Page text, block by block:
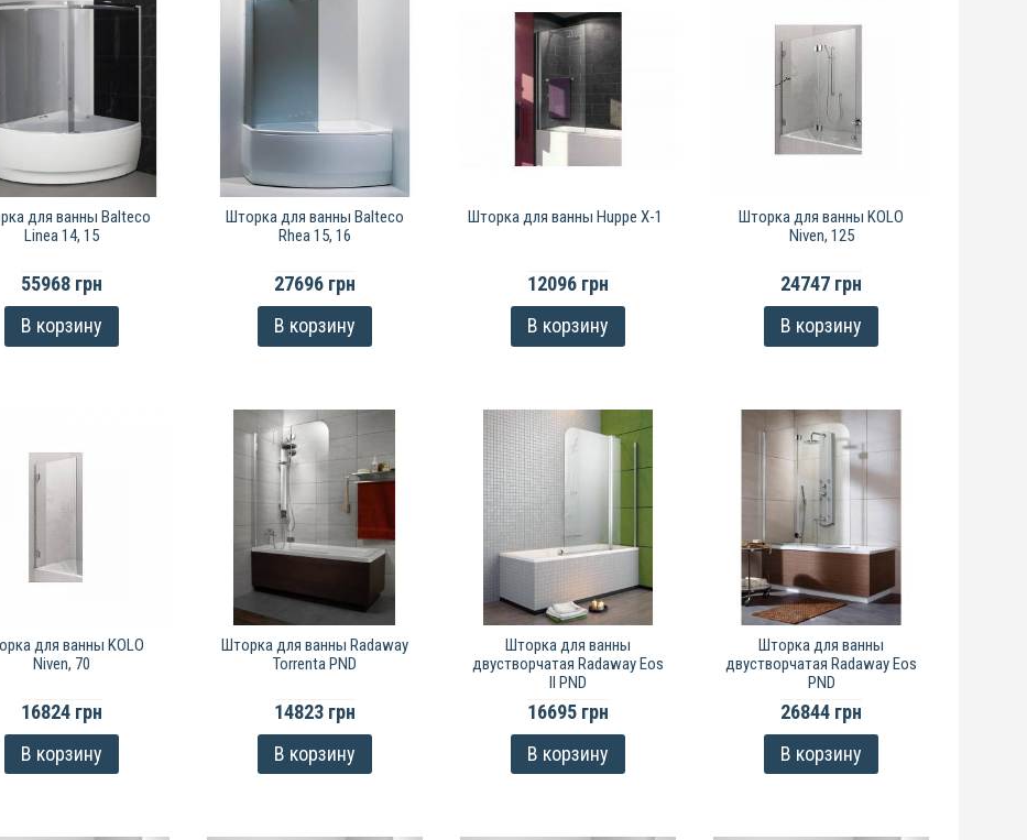
для ванны Balteco
Linea 14, 15
55968 грн
В корзину
Шторка для ванны Balteco
Rhea 15, 16
27696 грн
В корзину
Шторка для ванны Huppe X-1
12096 грн
В корзину
Шторка для ванны KOLO
Niven, 125
24747 грн
В корзину
для ванны KOLO
Niven, 70
16824 грн
В корзину
Шторка для ванны Radaway
Torrenta PND
14823 грн
В корзину
Шторка для ванны
двустворчатая Radaway Eos
II PND
16695 грн
В корзину
Шторка для ванны
двустворчатая Radaway Eos
PND
26844 грн
В корзину